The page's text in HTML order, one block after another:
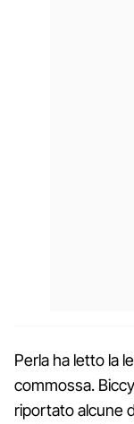
Perla ha letto la
commossa.
riportato alcune